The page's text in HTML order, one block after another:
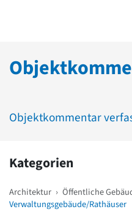
Objektkommentar
Kategorien
Architektur › Öffentliche
Verwaltungsgebäude/Rathäuser